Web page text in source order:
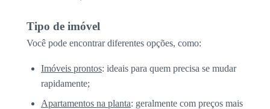
Tipo de imóvel
Você pode encontrar diferentes opções, como:
Imóveis prontos: ideais para quem precisa se mudar
rapidamente;
Apartamentos na planta: geralmente com preços mais